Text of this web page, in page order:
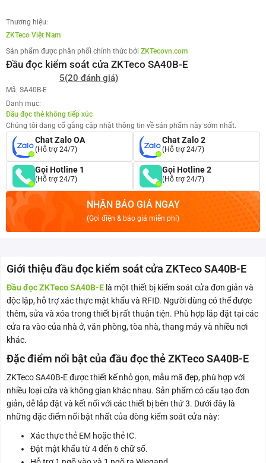
Thương hiệu:
ZKTeco Việt Nam
Sản phẩm được phân phối chính thức bởi ZKTecovn.com
Đầu đọc kiểm soát cửa ZKTeco SA40B-E
5(20 đánh giá)
Mã: SA40B-E
Danh mục:
Đầu đọc thẻ không tiếp xúc
Chúng tôi đang cố gắng cập nhật thông tin về sản phẩm này sớm nhất.
Chat Zalo OA
(Hỗ trợ 24/7)
Chat Zalo 2
(Hỗ trợ 24/7)
Gọi Hotline 1
(Hỗ trợ 24/7)
Gọi Hotline 2
(Hỗ trợ 24/7)
NHẬN BÁO GIÁ NGAY
(Gọi điện & báo giá miễn phí)
Giới thiệu đầu đọc kiểm soát cửa ZKTeco SA40B-E
Đầu đọc ZKTeco SA40B-E là một thiết bị kiểm soát cửa đơn giản và
độc lập, hỗ trợ xác thực mật khẩu và RFID. Người dùng có thể được
thêm, sửa và xóa trong thiết bị rất thuận tiện. Phù hợp lắp đặt tại các
cửa ra vào của nhà ở, văn phòng, tòa nhà, thang máy và nhiều nơi
khác.
Đặc điểm nổi bật của đầu đọc thẻ ZKTeco SA40B-E
ZKTeco SA40B-E được thiết kế nhỏ gọn, mẫu mã đẹp, phù hợp với
nhiều loại cửa và không gian khác nhau. Sản phẩm có cấu tạo đơn
giản, dễ lắp đặt và kết nối với các thiết bị bên thứ 3. Dưới đây là
những đặc điểm nổi bật nhất của dòng kiểm soát cửa này:
Xác thực thẻ EM hoặc thẻ IC.
Đặt mật khẩu từ 4 đến 6 chữ số.